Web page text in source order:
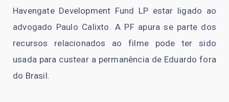
Havengate Development Fund LP estar ligado ao
advogado Paulo Calixto. A PF apura se parte dos
recursos relacionados ao filme pode ter sido
usada para custear a permanência de Eduardo fora
do Brasil.